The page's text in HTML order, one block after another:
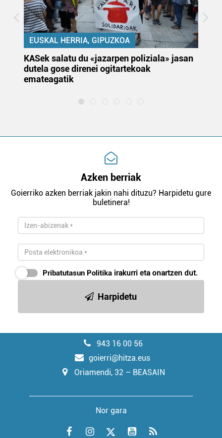
EUSKAL HERRIA, GIPUZKOA
KASek salatu du «jazarpen poliziala» jasan
dutela gose direnei ogitartekoak
emateagatik
Azken berriak
Goierriko azken berriak jakin nahi dituzu? Harpidetu gure
buletinera!
Pribatutasun Politika irakurri eta onartzen dut.
Harpidetu
943 16 00 56
goierri@hitza.eus
Oriamendi, 32 – BEASAIN
Nor gara